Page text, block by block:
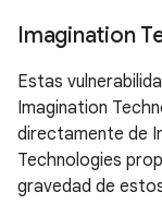
Imagination
Estas
Imagination
directamente de
Technologies
gravedad de